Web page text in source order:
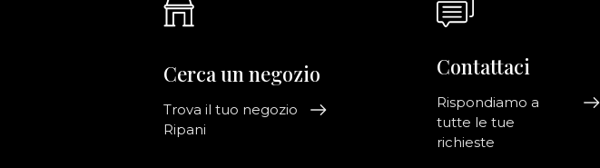
Cerca un negozio
Trova il tuo negozio
Ripani
Contattaci
Rispondiamo a
tutte le tue
richieste